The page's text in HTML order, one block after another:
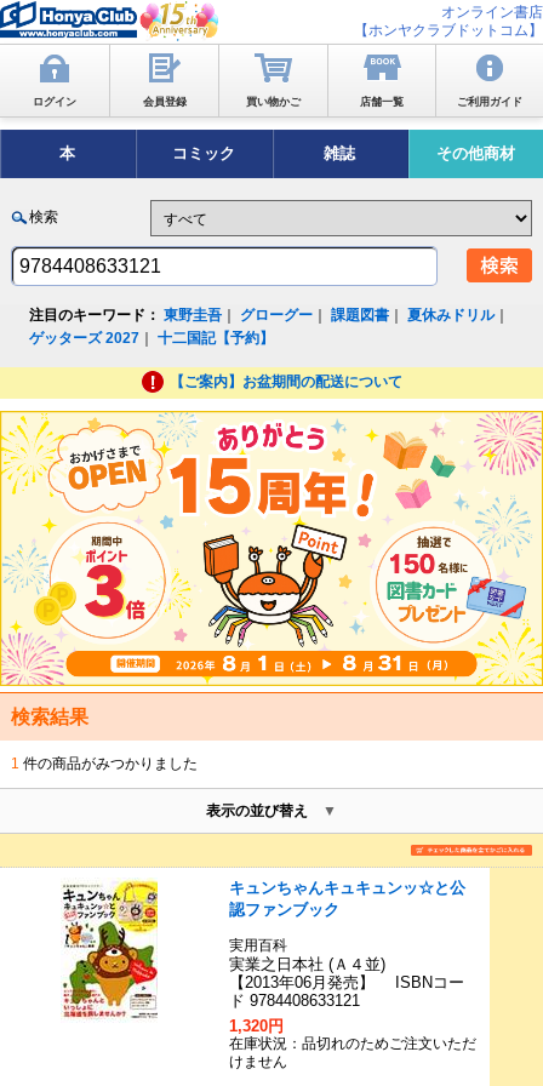
オンライン書店
【ホンヤクラブドットコム】
ログイン 会員登録 買い物かご 店舗一覧 ご利用ガイド
本 コミック 雑誌 その他商材
検索
注目のキーワード： 東野圭吾 グローグー ｜課題図書 ｜夏休みドリル｜
ゲッターズ 2027 ｜十二国記【予約】
【ご案内】お盆期間の配送について
検索結果
1 件の商品がみつかりました
表示の並び替え
キュンちゃんキュキュンッ☆と公
認ファンブック
実用百科
実業之日本社 (Ａ４並)
【2013年06月発売】 ISBNコー
ド 9784408633121
1,320円
在庫状況：品切れのためご注文いただ
けません